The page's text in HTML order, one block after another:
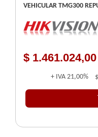
$ 1.461.024,00
+ IVA 21,00%